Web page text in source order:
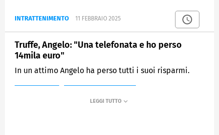
INTRATTENIMENTO 11 FEBBRAIO 2025
Truffe, Angelo: "Una telefonata e ho perso
14mila euro"
In un attimo Angelo ha perso tutti i suoi risparmi.